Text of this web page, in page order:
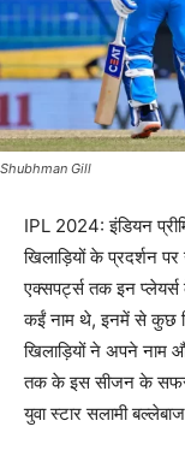
Shubhman Gill
IPL 2024: इंडियन
खिलाड़ियों के प्रदर्शन
एक्सपर्ट्स तक इन
कईं नाम थे, इनमें से कुछ
खिलाड़ियों ने अपने नाम
तक के इस सीजन के सफर
युवा स्टार सलामी